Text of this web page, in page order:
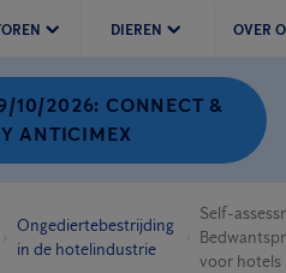
DIEREN OVER
10/2026: CONNECT &
ANTICIMEX
Ongediertebestrijding
in de hotelindustrie
Self-
voor hotels